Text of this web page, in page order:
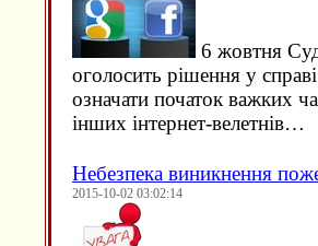
6 жовтня
оголосить рішення у
означати початок важких
інших інтернет-велетнів…
Небезпека виникнення
2015-10-02 03:02:14